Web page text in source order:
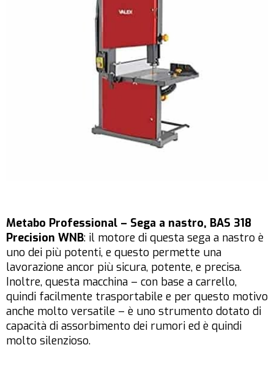
Metabo Professional – Sega a nastro, BAS 318
Precision WNB: il motore di questa sega a nastro è
uno dei più potenti, e questo permette una
lavorazione ancor più sicura, potente, e precisa.
Inoltre, questa macchina – con base a carrello,
quindi facilmente trasportabile e per questo motivo
anche molto versatile – è uno strumento dotato di
capacità di assorbimento dei rumori ed è quindi
molto silenzioso.